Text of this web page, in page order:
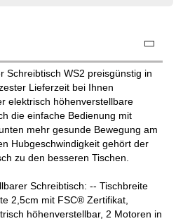
Schreibtisch WS2 preisgünstig in
Lieferzeit bei Ihnen
elektrisch höhenverstellbare
die einfache Bedienung mit
mehr gesunde Bewegung am
Hubgeschwindigkeit gehört der
zu den besseren Tischen.
Schreibtisch: -- Tischbreite
2,5cm mit FSC® Zertifikat,
höhenverstellbar, 2 Motoren in